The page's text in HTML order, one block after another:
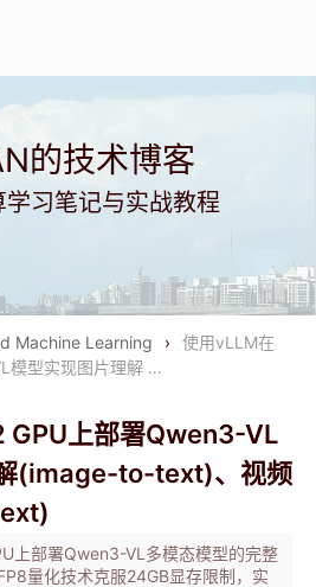
的技术博客
习笔记与实战教程
Machine Learning ›
使用vLLM在
模型实现图片理解 …
GPU上部署Qwen3-VL
(image-to-text)、视频
上部署Qwen3-VL多模态模型的完整
量化技术克服24GB显存限制，实